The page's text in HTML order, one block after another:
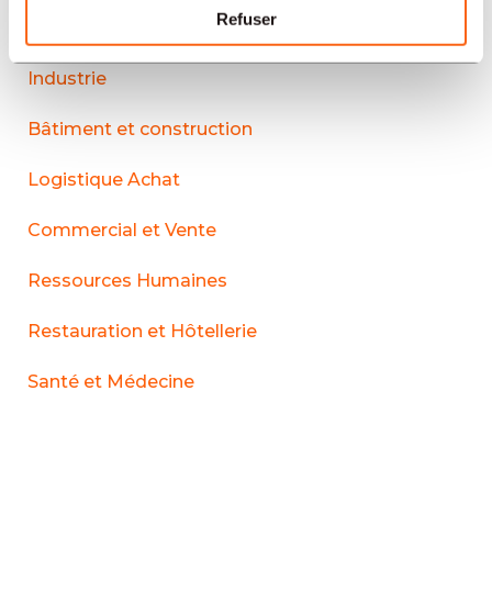
Refuser
Industrie
Bâtiment et construction
Logistique Achat
Commercial et Vente
Ressources Humaines
Restauration et Hôtellerie
Santé et Médecine